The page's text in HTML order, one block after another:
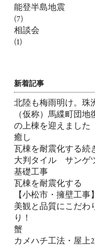
能登半島地震
(7)
相談会
(1)
新着記事
北陸も梅雨明け。珠
（仮称）馬緤町団
の上棟を迎えました
癒し
瓦棟を耐震化する続
大判タイル サンゲ
基礎工事
瓦棟を耐震化する
【小松市・擁壁工
美観と品質にこだわ
り！
蟹
カメハチ工法・屋上2